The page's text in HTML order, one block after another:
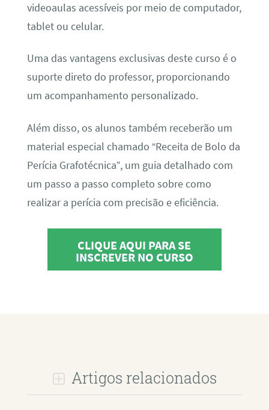
videoaulas acessíveis por meio de computador,
tablet ou celular.
Uma das vantagens exclusivas deste curso é o
suporte direto do professor, proporcionando
um acompanhamento personalizado.
Além disso, os alunos também receberão um
material especial chamado “Receita de Bolo da
Perícia Grafotécnica”, um guia detalhado com
um passo a passo completo sobre como
realizar a perícia com precisão e eficiência.
CLIQUE AQUI PARA SE
INSCREVER NO CURSO
Artigos relacionados